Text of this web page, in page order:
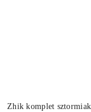
Zhik komplet